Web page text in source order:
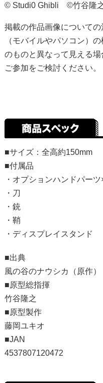
© Studi0 Ghibli ©竹谷隆
掲載の作品画像について
（モバイルやパソコン）
のものと異なって見える場
ご参加をご検討ください。
■サイズ：全高約150mm
■付属品
・オプションハンドパー
・刀
・銃
・鞘
・ディスプレイスタンド
■出典
風の谷のナウシカ（原作）
■原型総指揮
竹谷隆之
■原型製作
藤岡ユキオ
■JAN
4537807120472